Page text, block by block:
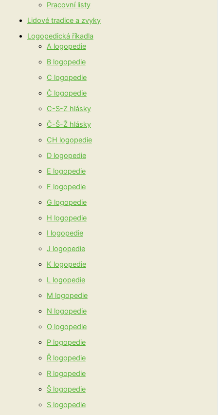
Pracovní listy
Lidové tradice a zvyky
Logopedická říkadla
A logopedie
B logopedie
C logopedie
Č logopedie
C-S-Z hlásky
Č-Š-Ž hlásky
CH logopedie
D logopedie
E logopedie
F logopedie
G logopedie
H logopedie
I logopedie
J logopedie
K logopedie
L logopedie
M logopedie
N logopedie
O logopedie
P logopedie
Ř logopedie
R logopedie
Š logopedie
S logopedie